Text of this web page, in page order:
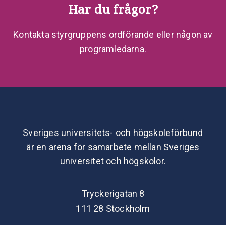
Har du frågor?
Kontakta styrgruppens ordförande eller någon av
programledarna.
Sveriges universitets- och högskoleförbund
är en arena för samarbete mellan Sveriges
universitet och högskolor.
Tryckerigatan 8
111 28 Stockholm